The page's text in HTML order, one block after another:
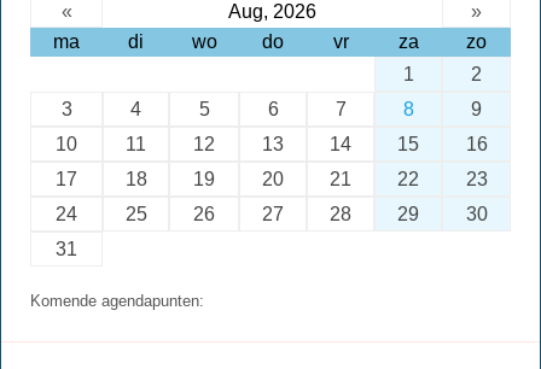
« Aug, 2026
»
ma
di wo do vr za
zo
1
2
3
4 5 6 7 8
9
10
11 12 13 14 15
16
17
18 19 20 21 22
23
24
25 26 27 28 29
30
31
Komende agendapunten: